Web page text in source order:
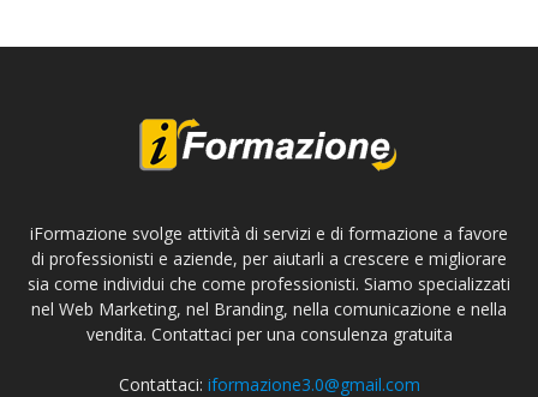
iFormazione svolge attività di servizi e di formazione a favore
di professionisti e aziende, per aiutarli a crescere e migliorare
sia come individui che come professionisti. Siamo specializzati
nel Web Marketing, nel Branding, nella comunicazione e nella
vendita. Contattaci per una consulenza gratuita
Contattaci: iformazione3.0@gmail.com